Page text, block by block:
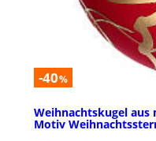
-40%
Weihnachtskugel aus
Motiv